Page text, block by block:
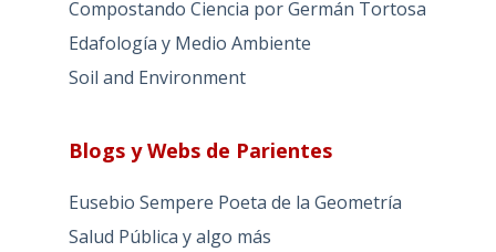
Compostando Ciencia por Germán Tortosa
Edafología y Medio Ambiente
Soil and Environment
Blogs y Webs de Parientes
Eusebio Sempere Poeta de la Geometría
Salud Pública y algo más